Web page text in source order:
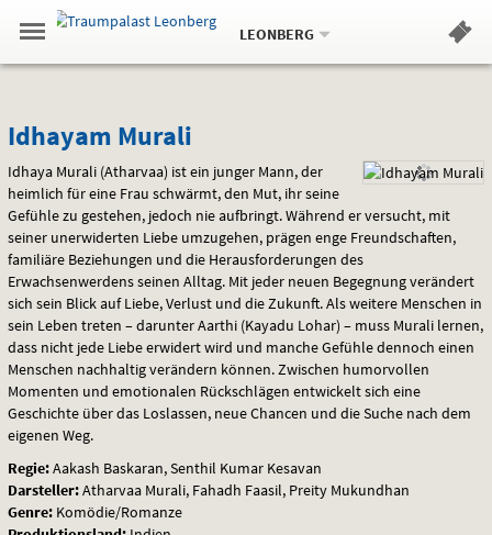
Springe
zum
,zum
.
Navigation
Gehe
zur
Standortauswahl
Standort:
LEONBERG.
Hinweis
Idhayam
Murali
Idhayam Murali
Idhaya Murali (Atharvaa) ist ein junger Mann, der
heimlich für eine Frau schwärmt, den Mut, ihr seine
Gefühle zu gestehen, jedoch nie aufbringt. Während er versucht, mit
seiner unerwiderten Liebe umzugehen, prägen enge Freundschaften,
familiäre Beziehungen und die Herausforderungen des
Erwachsenwerdens seinen Alltag. Mit jeder neuen Begegnung verändert
sich sein Blick auf Liebe, Verlust und die Zukunft. Als weitere Menschen in
sein Leben treten – darunter Aarthi (Kayadu Lohar) – muss Murali lernen,
dass nicht jede Liebe erwidert wird und manche Gefühle dennoch einen
Menschen nachhaltig verändern können. Zwischen humorvollen
Momenten und emotionalen Rückschlägen entwickelt sich eine
Geschichte über das Loslassen, neue Chancen und die Suche nach dem
eigenen Weg.
Regie:Aakash Baskaran, Senthil Kumar Kesavan
Darsteller:Atharvaa Murali, Fahadh Faasil, Preity Mukundhan
Genre: Komödie/Romanze